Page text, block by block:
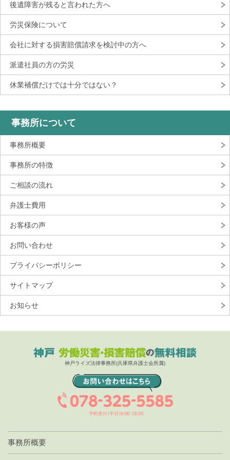
後遺障害が残ると言われた方へ
労災保険について
会社に対する損害賠償請求を検討中の方へ
派遣社員の方の労災
休業補償だけでは十分ではない？
事務所について
事務所概要
事務所の特徴
ご相談の流れ
弁護士費用
お客様の声
お問い合わせ
プライバシーポリシー
サイトマップ
お知らせ
神戸ライズ法律事務所(兵庫県弁護士会所属)
事務所概要